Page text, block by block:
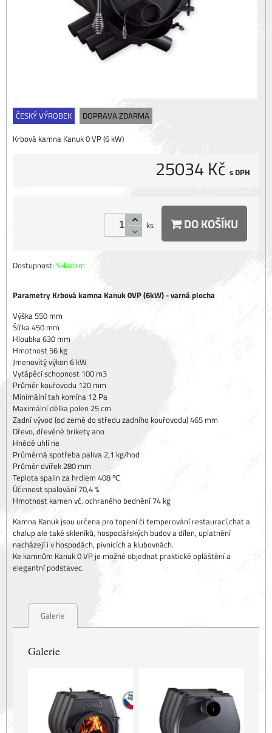
ČESKÝ VÝROBEK
DOPRAVA ZDARMA
Krbová kamna Kanuk 0 VP (6 kW)
25034 Kč s DPH
ks DO KOŠÍKU
Dostupnost: Skladem
Parametry Krbová kamna Kanuk 0VP (6kW) - varná plocha
Výška 550 mm
Šířka 450 mm
Hloubka 630 mm
Hmotnost 56 kg
Jmenovitý výkon 6 kW
Vytápěcí schopnost 100 m3
Průměr kouřovodu 120 mm
Minimální tah komína 12 Pa
Maximální délka polen 25 cm
Zadní vývod (od země do středu zadního kouřovodu) 465 mm
Dřevo, dřevěné brikety ano
Hnědé uhlí ne
Průměrná spotřeba paliva 2,1 kg/hod
Průměr dvířek 280 mm
Teplota spalin za hrdlem 408 ℃
Účinnost spalování 70,4 %
Hmotnost kamen vč. ochraného bednění 74 kg
Kamna Kanuk jsou určena pro topení či temperování restaurací,chat a
chalup ale také skleníků, hospodářských budov a dílen, uplatnění
nacházejí i v hospodách, pivnicích a klubovnách.
Ke kamnům Kanuk 0 VP je možné objednat praktické opláštění a
elegantní podstavec.
Galerie
Galerie